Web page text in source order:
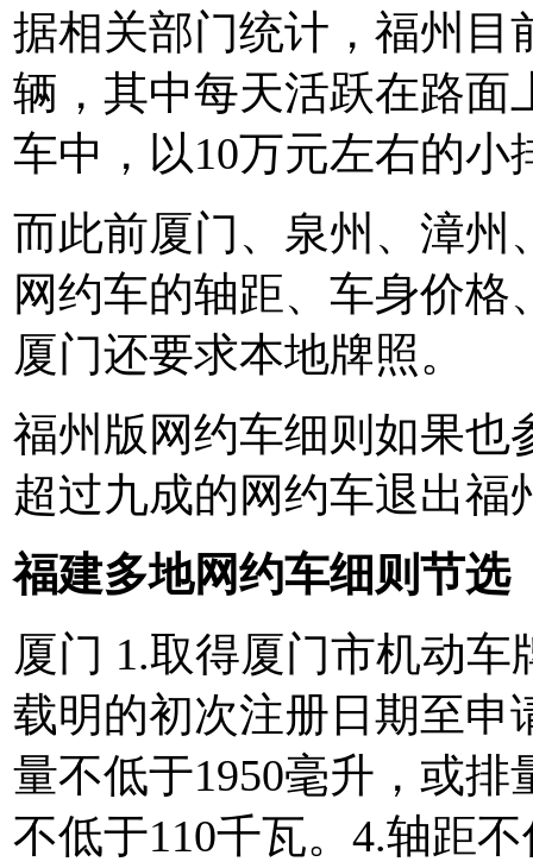
据相关部门统计，福州目
辆，其中每天活跃在路面
车中，以10万元左右的小
而此前厦门、泉州、漳州
网约车的轴距、车身价
厦门还要求本地牌照。
福州版网约车细则如果也
超过九成的网约车退出福
福建多地网约车细则节选
厦门 1.取得厦门市机动
载明的初次注册日期至申
量不低于1950毫升，或排
不低于110千瓦。4.轴距